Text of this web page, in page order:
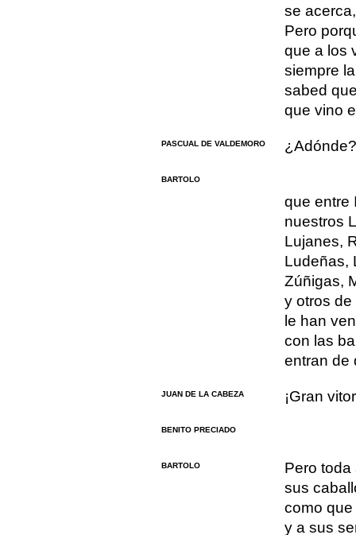
se
Pero
que a los
siempre
sabed
que vino
PASCUAL DE VALDEMORO ¿Adónde?
BARTOLO
que entre
nuestros
Lujanes,
Ludeñas,
Zúñigas,
y otros de
le han
con las
entran de
JUAN DE LA CABEZA ¡Gran
BENITO PRECIADO
BARTOLO
Pero toda
sus
como
y a sus